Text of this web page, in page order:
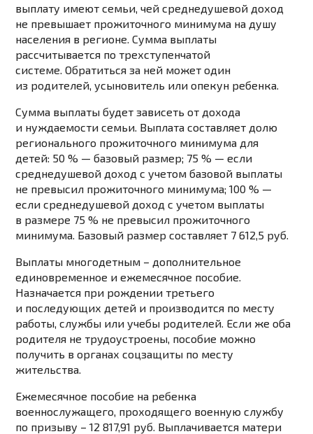
выплату имеют семьи, чей среднедушевой доход
не превышает прожиточного минимума на душу
населения в регионе. Сумма выплаты
рассчитывается по трехступенчатой
системе. Обратиться за ней может один
из родителей, усыновитель или опекун ребенка.
Сумма выплаты будет зависеть от дохода
и нуждаемости семьи. Выплата составляет долю
регионального прожиточного минимума для
детей: 50 % — базовый размер; 75 % — если
среднедушевой доход с учетом базовой выплаты
не превысил прожиточного минимума; 100 % —
если среднедушевой доход с учетом выплаты
в размере 75 % не превысил прожиточного
минимума. Базовый размер составляет 7 612,5 руб.
Выплаты многодетным – дополнительное
единовременное и ежемесячное пособие.
Назначается при рождении третьего
и последующих детей и производится по месту
работы, службы или учебы родителей. Если же оба
родителя не трудоустроены, пособие можно
получить в органах соцзащиты по месту
жительства.
Ежемесячное пособие на ребенка
военнослужащего, проходящего военную службу
по призыву – 12 817,91 руб. Выплачивается матери